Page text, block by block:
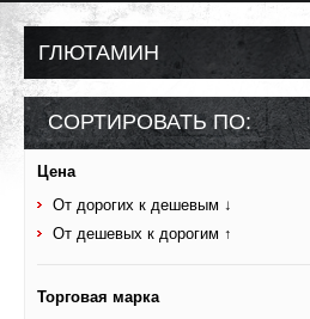
ГЛЮТАМИН
СОРТИРОВАТЬ ПО:
Цена
От дорогих к дешевым ↓
От дешевых к дорогим ↑
Торговая марка